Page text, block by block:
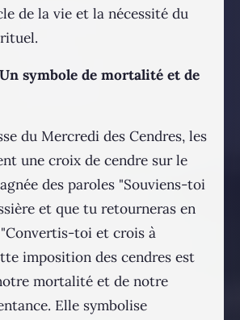
de la vie et la nécessité du
symbole de mortalité et de
du Mercredi des Cendres, les
une croix de cendre sur le
des paroles "Souviens-toi
et que tu retourneras en
toi et crois à
imposition des cendres est
mortalité et de notre
Elle symbolise